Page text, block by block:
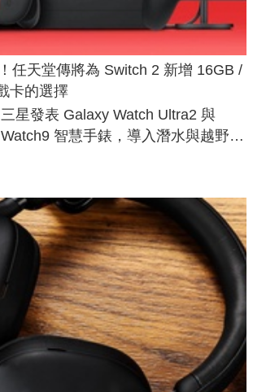
任天堂傳將為 Switch 2 新增 16GB /
卡的選擇
三星發表 Galaxy Watch Ultra2 與
Watch9 智慧手錶，導入潛水與越野跑